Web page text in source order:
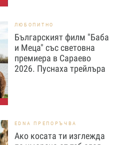
ЛЮБОПИТНО
Българският филм "Баба
и Меца" със световна
премиера в Сараево
2026. Пуснаха трейлъра
EDNA ПРЕПОРЪЧВА
Ако косата ти изглежда